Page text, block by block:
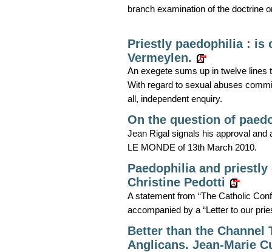
branch examination of the doctrine
Priestly paedophilia : is
Vermeylen.
An exegete sums up in twelve lines
With regard to sexual abuses
all, independent enquiry.
On the question of
Jean Rigal signals his approval and
LE MONDE of 13th March 2010.
Paedophilia and
Christine Pedotti
A statement from “The Catholic
accompanied by a “Letter to our
Better than the Channel
Anglicans. Jean-Marie